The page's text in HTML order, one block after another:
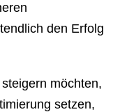
den Erfolg
möchten,
setzen,